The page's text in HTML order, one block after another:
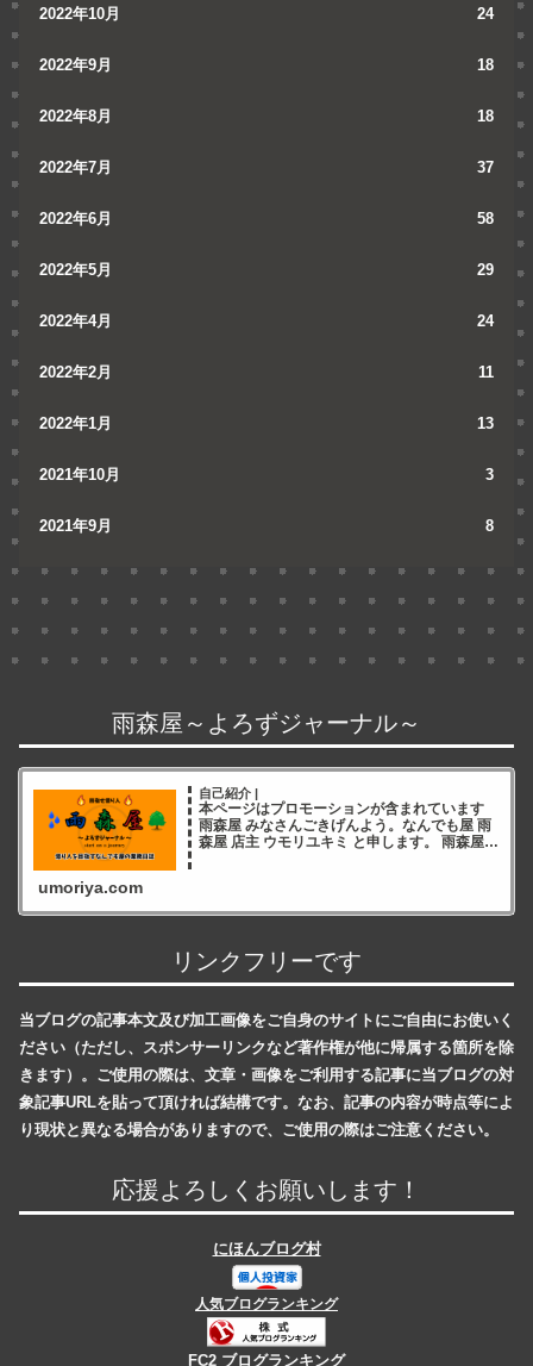
2022年10月 24
2022年9月 18
2022年8月 18
2022年7月 37
2022年6月 58
2022年5月 29
2022年4月 24
2022年2月 11
2022年1月 13
2021年10月 3
2021年9月 8
雨森屋～よろずジャーナル～
自己紹介 |
本ページはプロモーションが含まれています
雨森屋 みなさんごきげんよう。なんでも屋 雨
森屋 店主 ウモリユキミ と申します。 雨森屋店
umoriya.com
リンクフリーです
当ブログの記事本文及び加工画像をご自身のサイトにご自由にお使いく
ださい（ただし、スポンサーリンクなど著作権が他に帰属する箇所を除
きます）。ご使用の際は、文章・画像をご利用する記事に当ブログの対
象記事URLを貼って頂ければ結構です。なお、記事の内容が時点等によ
り現状と異なる場合がありますので、ご使用の際はご注意ください。
応援よろしくお願いします！
にほんブログ村
人気ブログランキング
FC2 ブログランキング